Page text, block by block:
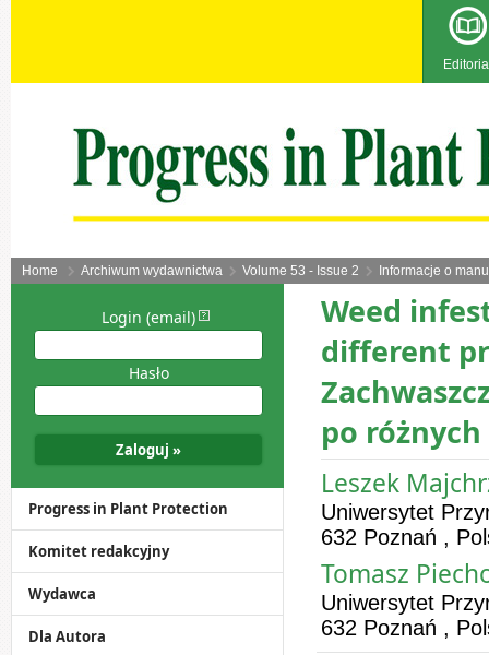
Home Archiwum wydawnictwa Volume 53 - Issue 2 Informacje o
Login (email)
Hasło
Progress in Plant Protection
Komitet redakcyjny
Wydawca
Dla Autora
Weed
different
po
Leszek
Uniwersytet
632 Poznań ,
Tomasz
Uniwersytet
632 Poznań ,